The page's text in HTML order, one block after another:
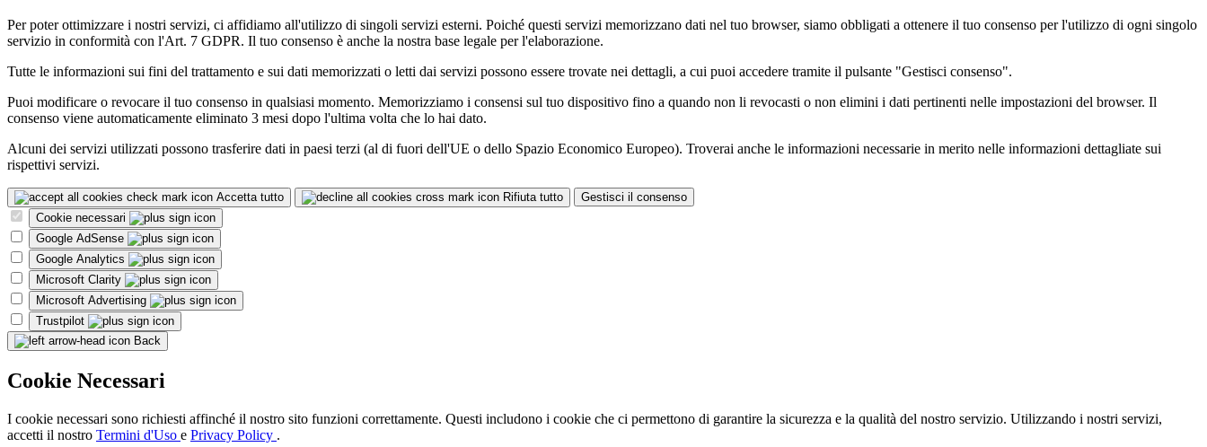
Per poter ottimizzare i nostri servizi, ci affidiamo all'utilizzo di singoli servizi esterni. Poiché questi servizi memorizzano dati nel tuo browser, siamo obbligati a ottenere il tuo consenso per l'utilizzo di ogni singolo
servizio in conformità con l'Art. 7 GDPR. Il tuo consenso è anche la nostra base legale per l'elaborazione.
Tutte le informazioni sui fini del trattamento e sui dati memorizzati o letti dai servizi possono essere trovate nei dettagli, a cui puoi accedere tramite il pulsante "Gestisci consenso".
Puoi modificare o revocare il tuo consenso in qualsiasi momento. Memorizziamo i consensi sul tuo dispositivo fino a quando non li revocasti o non elimini i dati pertinenti nelle impostazioni del browser. Il
consenso viene automaticamente eliminato 3 mesi dopo l'ultima volta che lo hai dato.
Alcuni dei servizi utilizzati possono trasferire dati in paesi terzi (al di fuori dell'UE o dello Spazio Economico Europeo). Troverai anche le informazioni necessarie in merito nelle informazioni dettagliate sui
rispettivi servizi.
Accetta tutto Rifiuta tutto
Gestisci il consenso
Cookie necessari
Google AdSense
Google Analytics
Microsoft Clarity
Microsoft Advertising
Trustpilot
Back
Cookie Necessari
I cookie necessari sono richiesti affinché il nostro sito funzioni correttamente. Questi includono i cookie che ci permettono di garantire la sicurezza e la qualità del nostro servizio. Utilizzando i nostri servizi,
accetti il nostro Termini d'Uso e Privacy Policy .